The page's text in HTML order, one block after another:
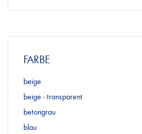
HÄNDLERSUCHE
FARBE
beige
beige - transparent
betongrau
blau